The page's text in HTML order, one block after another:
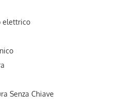
elettrico
Senza Chiave